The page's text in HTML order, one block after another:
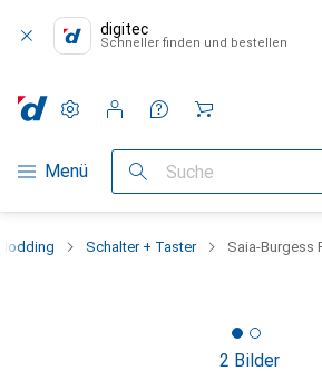
digitec
Schneller finden und bestellen
Navigation nach Kategorien
Menü Suche
Einstellungen
Kundenkonto
Vergleichslisten
Merklisten
Warenkorb
Schalter + Taster Saia-Burgess
2 Bilder